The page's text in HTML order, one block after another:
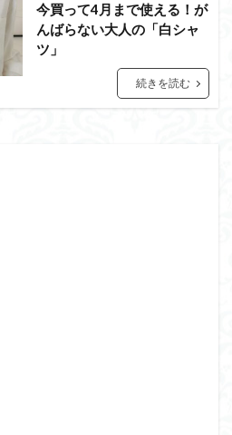
今買って4月まで使える！が
んばらない大人の「白シャ
ツ」
続きを読む